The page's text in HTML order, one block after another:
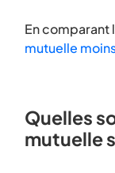
En comparant
mutuelle
Quelles
mutuelle